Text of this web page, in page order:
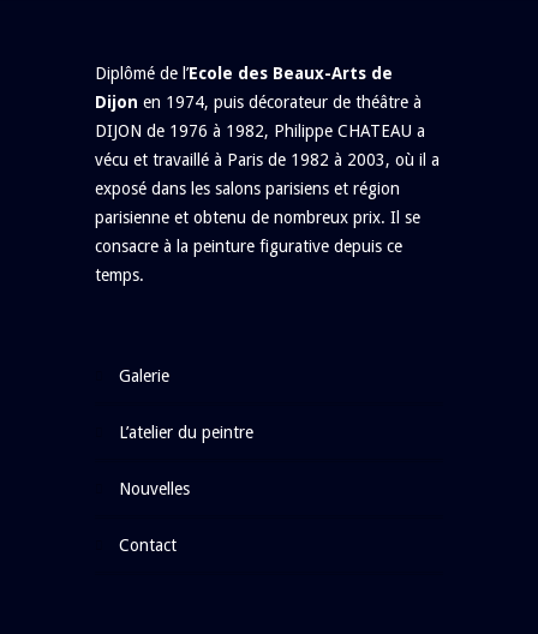
Diplômé de l’Ecole des Beaux-Arts de
Dijon en 1974, puis décorateur de théâtre à
DIJON de 1976 à 1982, Philippe CHATEAU a
vécu et travaillé à Paris de 1982 à 2003, où il a
exposé dans les salons parisiens et région
parisienne et obtenu de nombreux prix. Il se
consacre à la peinture figurative depuis ce
temps.
galerie
l’atelier du peintre
nouvelles
contact